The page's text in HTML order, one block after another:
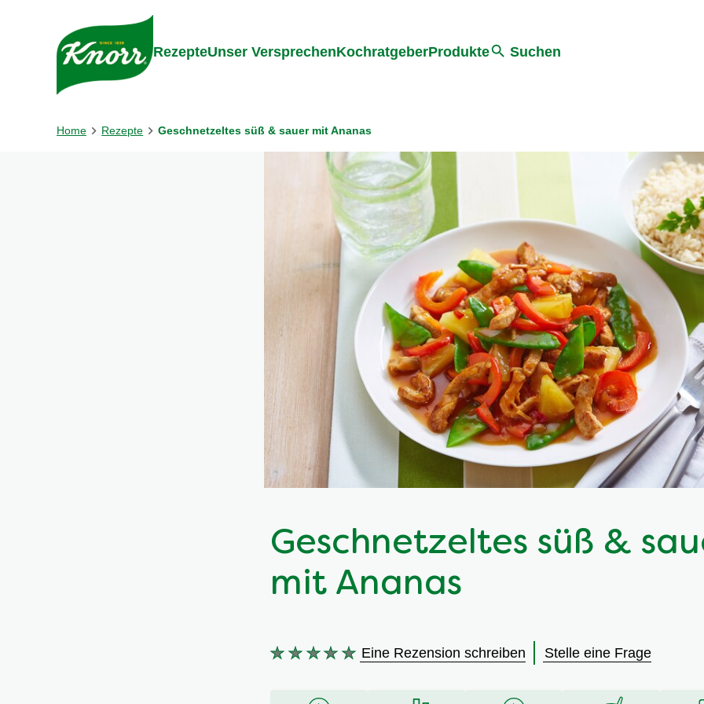
Gehe zu:
RezepteUnser VersprechenKochratgeberProdukte Suchen
Home Rezepte Geschnetzeltes süß & sauer mit Ananas
Geschnetzeltes süß &
mit Ananas
Keine
Eine Rezension schreiben Stelle eine Frage